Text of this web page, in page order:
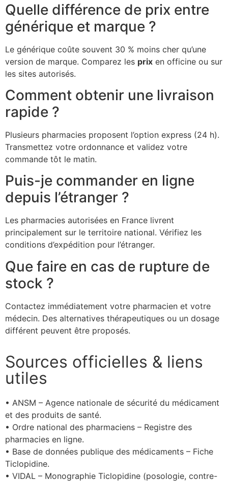
Quelle différence de prix entre
générique et marque ?
Le générique coûte souvent 30 % moins cher qu’une
version de marque. Comparez les prix en officine ou sur
les sites autorisés.
Comment obtenir une livraison
rapide ?
Plusieurs pharmacies proposent l’option express (24 h).
Transmettez votre ordonnance et validez votre
commande tôt le matin.
Puis-je commander en ligne
depuis l’étranger ?
Les pharmacies autorisées en France livrent
principalement sur le territoire national. Vérifiez les
conditions d’expédition pour l’étranger.
Que faire en cas de rupture de
stock ?
Contactez immédiatement votre pharmacien et votre
médecin. Des alternatives thérapeutiques ou un dosage
différent peuvent être proposés.
Sources officielles & liens
utiles
• ANSM – Agence nationale de sécurité du médicament
et des produits de santé.
• Ordre national des pharmaciens – Registre des
pharmacies en ligne.
• Base de données publique des médicaments – Fiche
Ticlopidine.
• VIDAL – Monographie Ticlopidine (posologie, contre-